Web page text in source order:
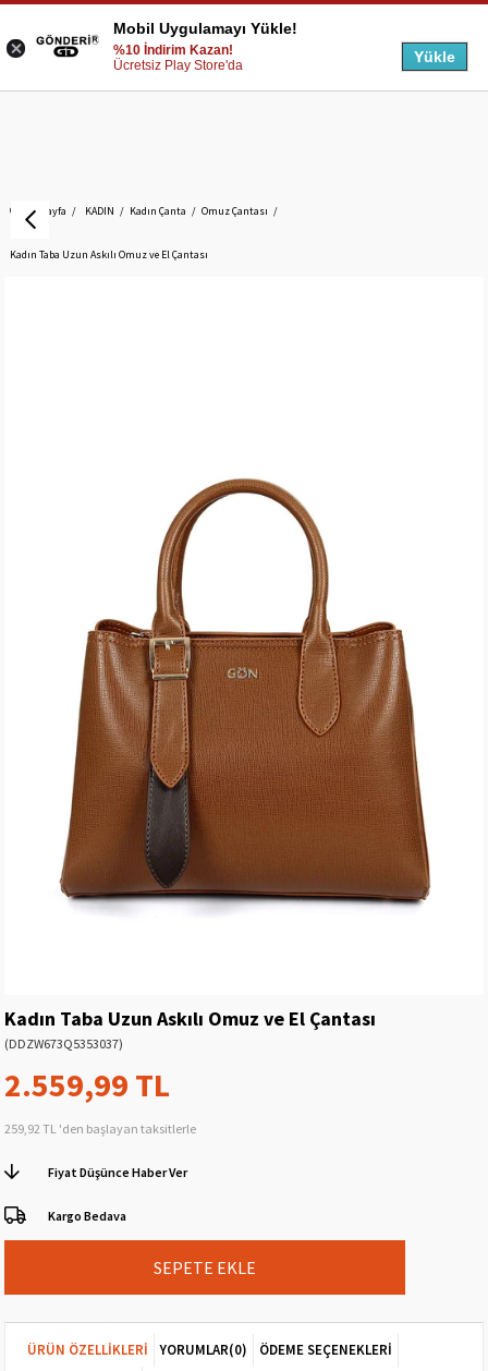
Anasayfa KADIN Kadın Çanta Omuz Çantası
Kadın Taba Uzun Askılı Omuz ve El Çantası
Kadın Taba Uzun Askılı Omuz ve El Çantası
(DDZW673Q5353037)
2.559,99 TL
259,92 TL 'den başlayan taksitlerle
Fiyat Düşünce Haber Ver
Kargo Bedava
ÜRÜN ÖZELLIKLERI YORUMLAR(0)
ÖDEME SEÇENEKLERI
Mobil Uygulamayı Yükle!
%10 İndirim Kazan!
Ücretsiz Play Store'da
Yükle